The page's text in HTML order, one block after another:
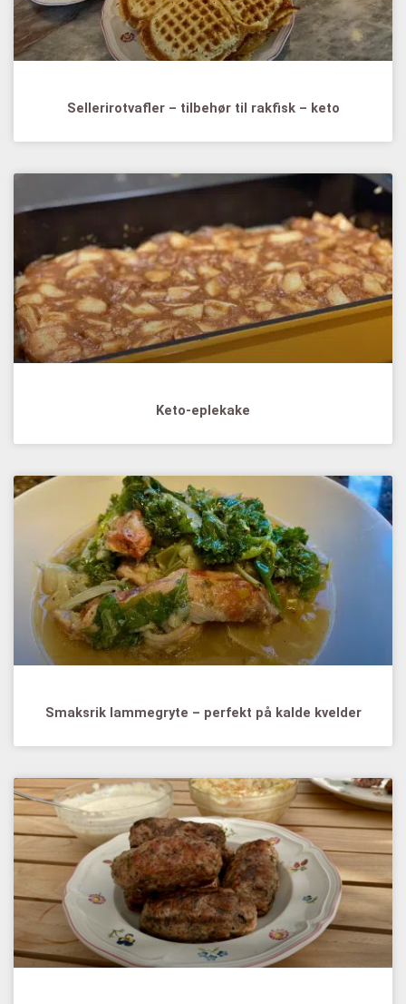
Sellerirotvafler – tilbehør til rakfisk – keto
Keto-eplekake
Smaksrik lammegryte – perfekt på kalde kvelder